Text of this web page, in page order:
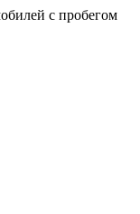
с пробегом